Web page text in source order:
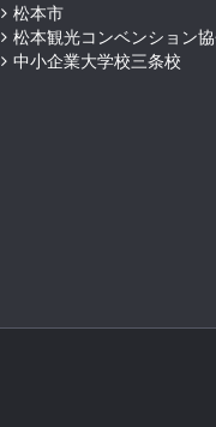
松本市
松本観光コンベンション
中小企業大学校三条校